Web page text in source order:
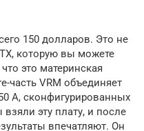
150 долларов. Это не
которую вы можете
это материнская
часть VRM объединяет
А, сконфигурированных
эту плату, и после
впечатляют. Он